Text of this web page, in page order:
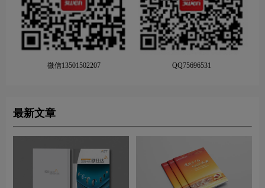
微信13501502207 QQ75696531
最新文章